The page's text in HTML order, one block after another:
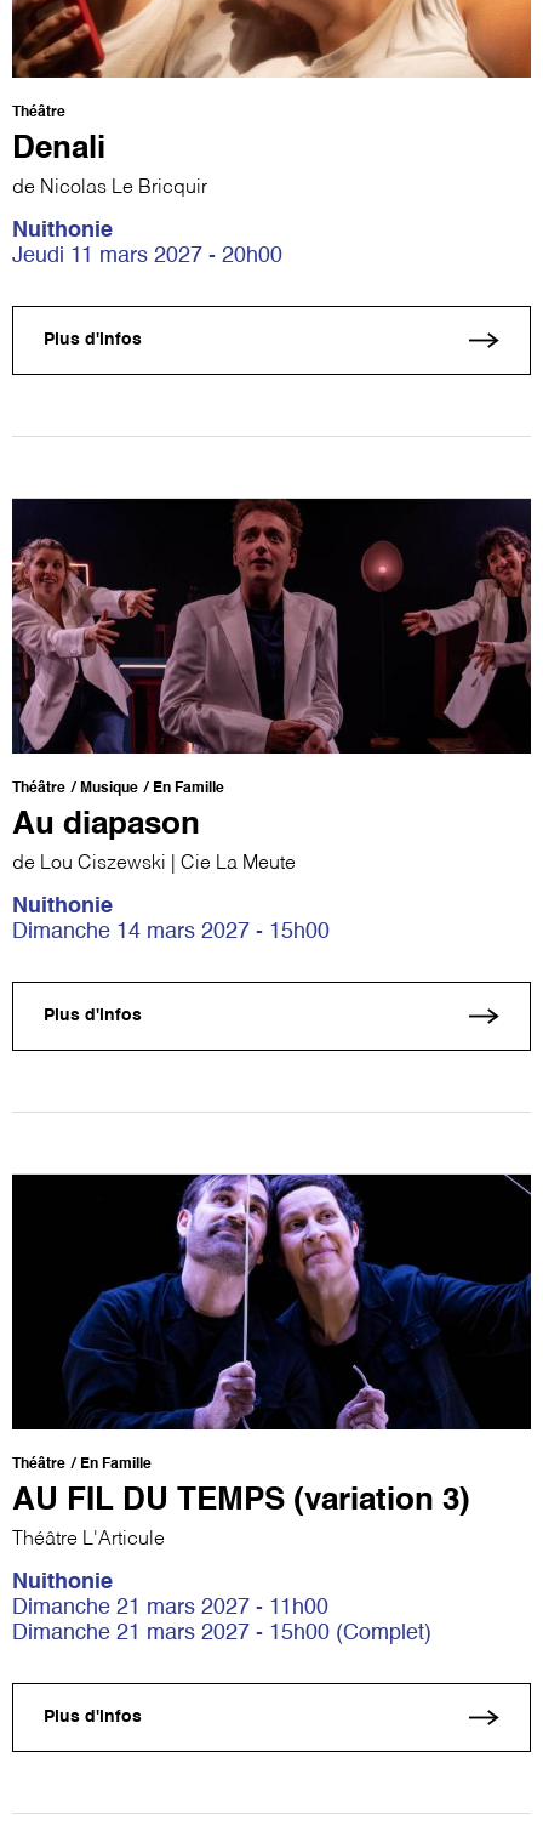
Théâtre
Denali
de Nicolas Le Bricquir
Nuithonie
Jeudi 11 mars 2027 - 20h00
Plus d'infos
Théâtre Musique En Famille
Au diapason
de Lou Ciszewski | Cie La Meute
Nuithonie
Dimanche 14 mars 2027 - 15h00
Plus d'infos
Théâtre En Famille
AU FIL DU TEMPS (variation 3)
Théâtre L'Articule
Nuithonie
Dimanche 21 mars 2027 - 11h00
Dimanche 21 mars 2027 - 15h00 (Complet)
Plus d'infos